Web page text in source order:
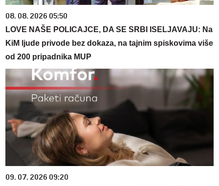
08. 08. 2026 05:50
LOVE NAŠE POLICAJCE, DA SE SRBI ISELJAVAJU: Na
KiM ljude privode bez dokaza, na tajnim spiskovima više
od 200 pripadnika MUP
09. 07. 2026 09:20